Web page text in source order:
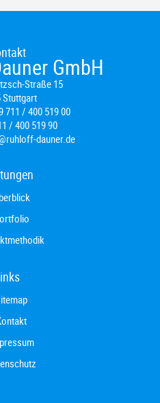
GmbH
Straße 15
Stuttgart
711 / 400 519 00
/ 400 519 90
dauner.de